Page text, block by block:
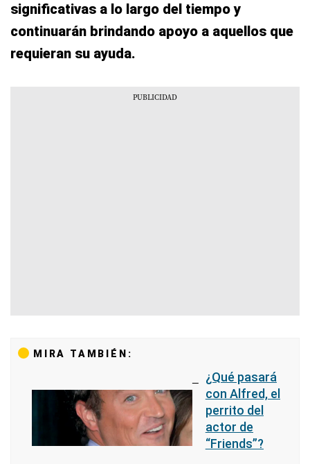
significativas a lo largo del tiempo y
continuarán brindando apoyo a aquellos que
requieran su ayuda.
MIRA TAMBIÉN:
¿Qué pasará
con Alfred, el
perrito del
actor de
“Friends”?